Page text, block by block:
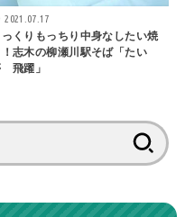
2021.07.17
っくりもっちり中身なしたい焼
！志木の柳瀬川駅そば「たい
飛躍」